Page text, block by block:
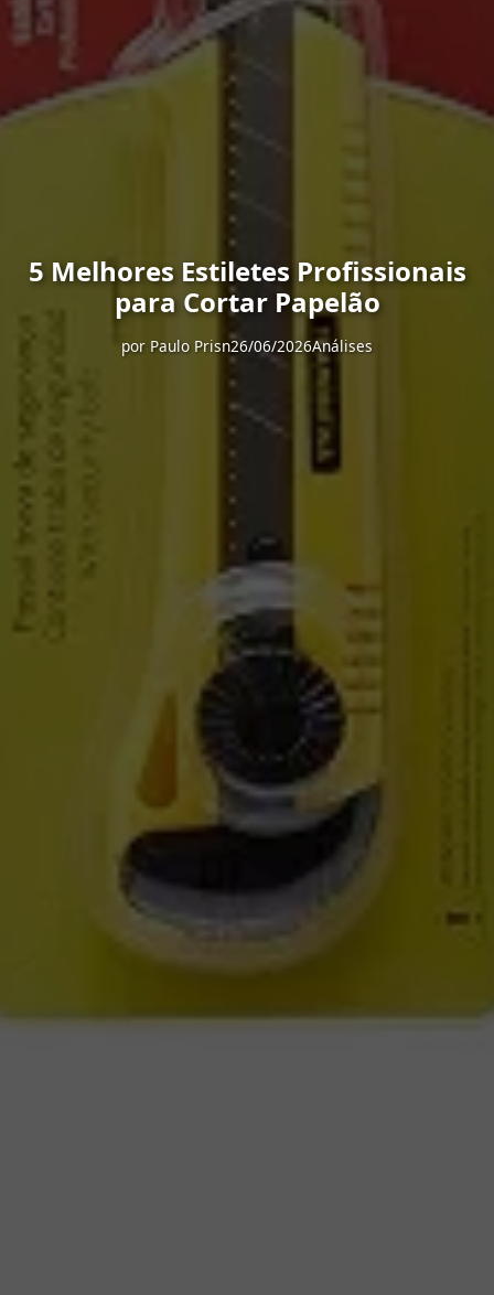
5 Melhores Estiletes Profissionais
para Cortar Papelão
por Paulo Prisn26/06/2026Análises